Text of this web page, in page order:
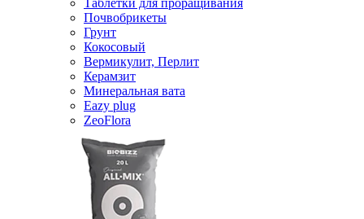
Почвобрикеты
Грунт
Кокосовый
Вермикулит, Перлит
Керамзит
Минеральная вата
Eazy plug
ZeoFlora